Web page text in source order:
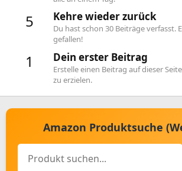
5 Kehre wieder zurück
Du hast schon 30 Beiträge verfasst.
gefallen!
1 Dein erster Beitrag
Erstelle einen Beitrag auf dieser
zu erzielen.
Amazon Produktsuche